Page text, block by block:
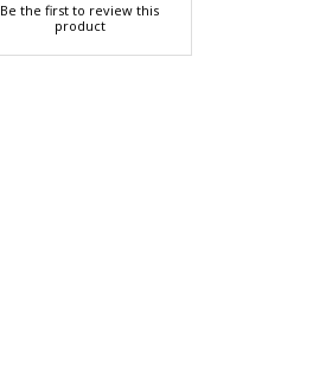
Be the first to review this
product